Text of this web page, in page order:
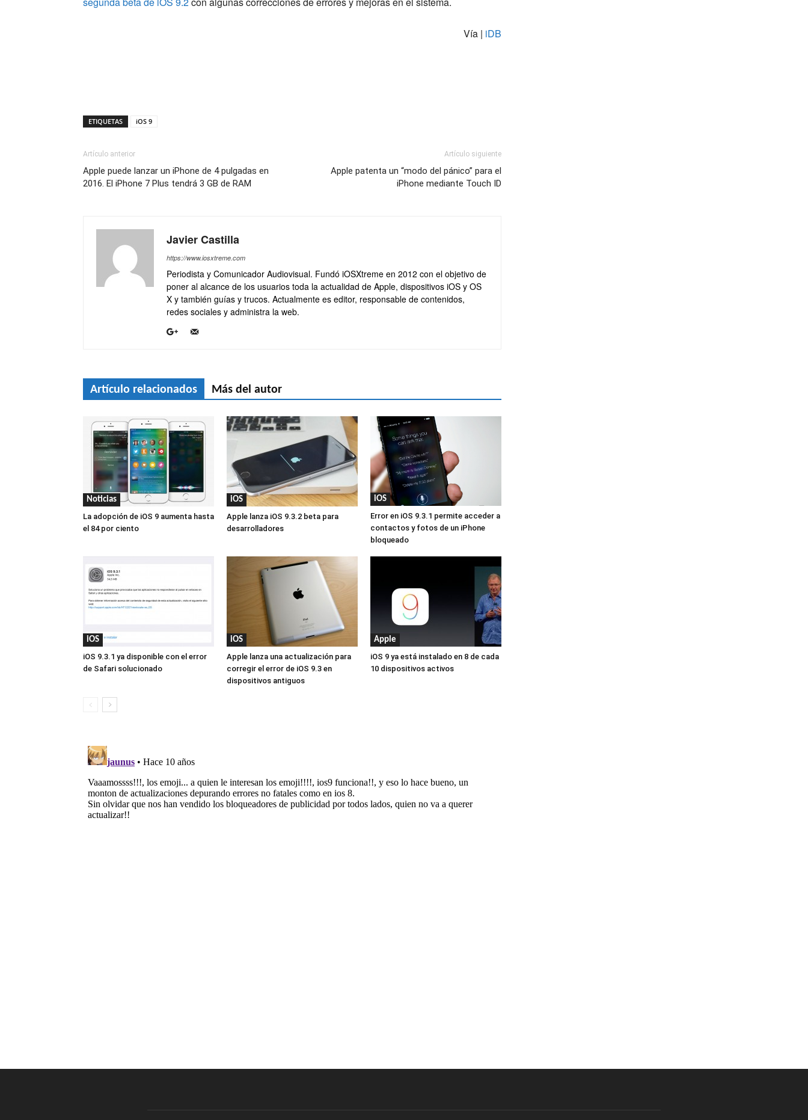
Vía | iDB
ETIQUETAS iOS 9
Artículo anterior
Apple puede lanzar un iPhone de 4 pulgadas en
2016. El iPhone 7 Plus tendrá 3 GB de RAM
Artículo siguiente
Apple patenta un “modo del pánico” para el
iPhone mediante Touch ID
Javier Castilla
https://www.iosxtreme.com
Periodista y Comunicador Audiovisual. Fundó iOSXtreme en 2012 con el objetivo de
poner al alcance de los usuarios toda la actualidad de Apple, dispositivos iOS y OS
X y también guías y trucos. Actualmente es editor, responsable de contenidos,
redes sociales y administra la web.
Artículo relacionados Más del autor
Noticias
La adopción de iOS 9 aumenta hasta
el 84 por ciento
iOS
Apple lanza iOS 9.3.2 beta para
desarrolladores
iOS
Error en iOS 9.3.1 permite acceder a
contactos y fotos de un iPhone
bloqueado
iOS
iOS 9.3.1 ya disponible con el error
de Safari solucionado
iOS
Apple lanza una actualización para
corregir el error de iOS 9.3 en
dispositivos antiguos
Apple
iOS 9 ya está instalado en 8 de cada
10 dispositivos activos